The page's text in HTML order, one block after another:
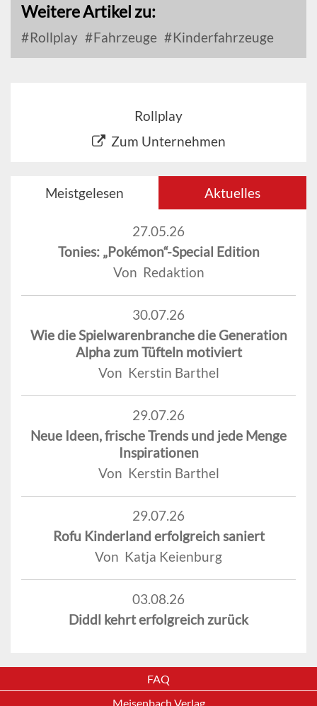
Weitere Artikel zu:
Rollplay Fahrzeuge Kinderfahrzeuge
Rollplay
Zum Unternehmen
Meistgelesen Aktuelles
27.05.26
Tonies: „Pokémon“-Special Edition
Von Redaktion
30.07.26
Wie die Spielwarenbranche die Generation
Alpha zum Tüfteln motiviert
Von Kerstin Barthel
29.07.26
Neue Ideen, frische Trends und jede Menge
Inspirationen
Von Kerstin Barthel
29.07.26
Rofu Kinderland erfolgreich saniert
Von Katja Keienburg
03.08.26
Diddl kehrt erfolgreich zurück
FAQ
Meisenbach Verlag